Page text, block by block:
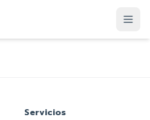
Servicios